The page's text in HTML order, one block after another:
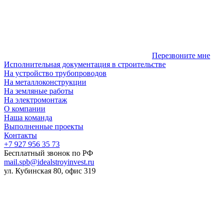
Перезвоните мне
Исполнительная документация в строительстве
На устройство трубопроводов
На металлоконструкции
На земляные работы
На электромонтаж
О компании
Наша команда
Выполненные проекты
Контакты
+7 927 956 35 73
Бесплатный звонок по РФ
mail.spb@idealstroyinvest.ru
ул. Кубинская 80, офис 319